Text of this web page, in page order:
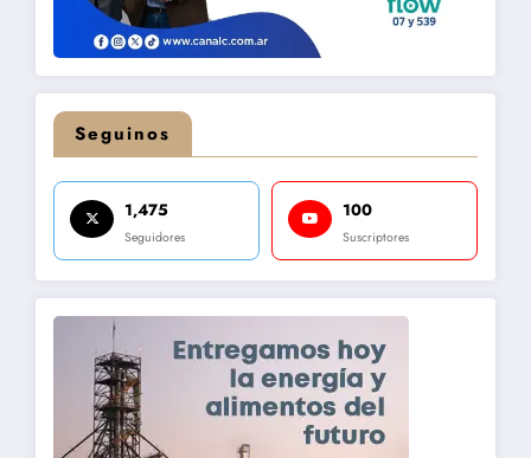
Seguinos
1,475
Seguidores
100
Suscriptores